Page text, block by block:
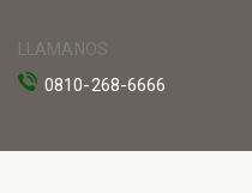
LLAMANOS
0810-268-6666